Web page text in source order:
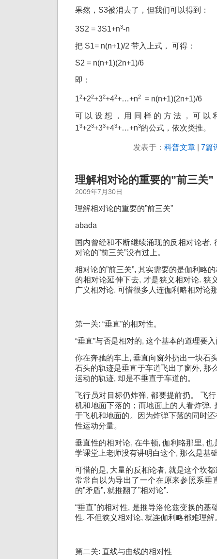
果然，S3被消去了，但我们可以得到：
3S2 = 3S1+n3-n
把 S1= n(n+1)/2 带入上式， 可得：
S2 = n(n+1)(2n+1)/6
即：
12+22+32+42+…+n2 = n(n+1)(2n+1)/6
可以设想，用同样的方法，可以
13+23+33+43+…+n3的公式，依次类推。
发表于： 科普文章 7篇
理解相对论的重要的”前三关”
2009年7月30日
理解相对论的重要的”前三关”
abada
国内曾经和不断继续涌现的反相对论者,
对论的”前三关”没有过上。
相对论的”前三关”, 其实需要的是伽利略
的相对论延伸下去, 才是狭义相对论. 狭
广义相对论. 可惜很多人连伽利略相对论
第一关: “垂直”的相对性。
“垂直”与否是相对的, 这个基本的道理要
你在奔驰的车上, 垂直向窗外扔出一块石
石头的轨迹是垂直于车道飞出了窗外, 那
运动的轨迹, 却是不垂直于车道的。
飞行员对目标仍炸弹, 都要提前扔。 飞
机和地面下落的；而地面上的人看炸弹,
于飞机和地面的。因为炸弹下落的同时
性运动分量。
垂直性的相对论, 在牛顿, 伽利略那里,
学课堂上老师没有讲明白这个, 那么是基
可惜的是, 大量的反相论者, 就是这个坎
常常自以为导出了一个在原来参照系垂
的”矛盾”, 就推翻了”相对论”.
“垂直”的相对性, 是推导洛伦兹变换的基
性, 不但狭义相对论, 就连伽利略都难理解
第二关: 直线与曲线的相对性